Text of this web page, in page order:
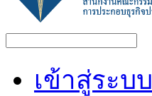
เข้าสู่ระบบ